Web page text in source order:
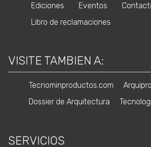
Ediciones
Eventos
Libro de reclamaciones
VISITE TAMBIEN A:
Tecnominproductos.com
Dossier de Arquitectura
SERVICIOS